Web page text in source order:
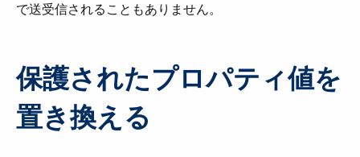
で送受信されることもありません。
保護されたプロパティ値を
置き換える